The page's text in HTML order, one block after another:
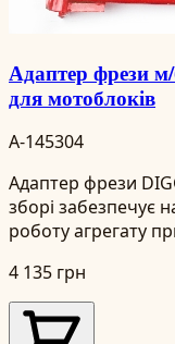
Адаптер фрези
для мотоблоків
A-145304
Адаптер фрези
зборі забезпечує
роботу агрегату
4 135 грн